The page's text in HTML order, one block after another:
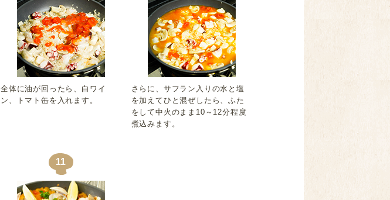
全体に油が回ったら、白ワイ
ン、トマト缶を入れます。
さらに、サフラン入りの水と塩
を加えてひと混ぜしたら、ふた
をして中火のまま10～12分程度
煮込みます。
11